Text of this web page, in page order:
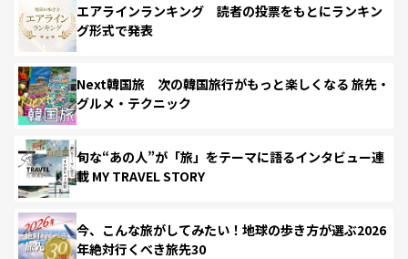
エアラインランキング 読者の投票をもとにランキン
グ形式で発表
Next韓国旅 次の韓国旅行がもっと楽しくなる 旅先・
グルメ・テクニック
旬な“あの人”が「旅」をテーマに語るインタビュー連
載 MY TRAVEL STORY
今、こんな旅がしてみたい！地球の歩き方が選ぶ2026
年絶対行くべき旅先30